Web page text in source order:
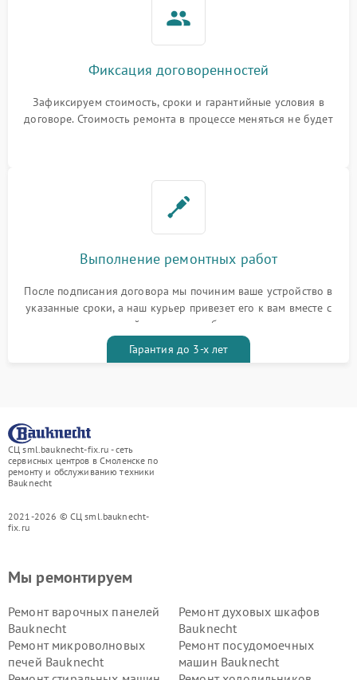
Фиксация договоренностей
Зафиксируем стоимость, сроки и гарантийные условия в
договоре. Стоимость ремонта в процессе меняться не будет
Выполнение ремонтных работ
После подписания договора мы починим ваше устройство в
указанные сроки, а наш курьер привезет его к вам вместе с
гарантийным талоном бесплатно
Гарантия до 3-х лет
СЦ sml.bauknecht-fix.ru - сеть
сервисных центров в Смоленске по
ремонту и обслуживанию техники
Bauknecht
2021-2026 © СЦ sml.bauknecht-
fix.ru
Мы ремонтируем
Ремонт варочных панелей
Bauknecht
Ремонт духовых шкафов
Bauknecht
Ремонт микроволновых
печей Bauknecht
Ремонт посудомоечных
машин Bauknecht